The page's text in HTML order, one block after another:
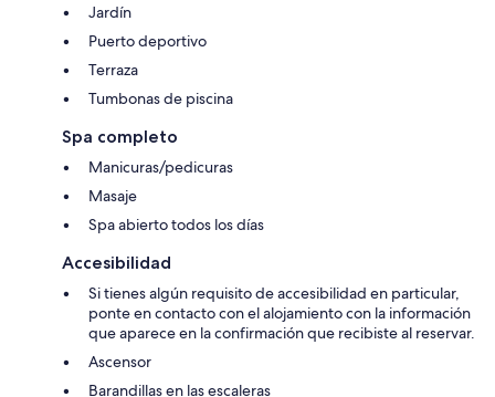
Jardín
Puerto deportivo
Terraza
Tumbonas de piscina
Spa completo
Manicuras/pedicuras
Masaje
Spa abierto todos los días
Accesibilidad
Si tienes algún requisito de accesibilidad en particular,
ponte en contacto con el alojamiento con la información
que aparece en la confirmación que recibiste al reservar.
Ascensor
Barandillas en las escaleras